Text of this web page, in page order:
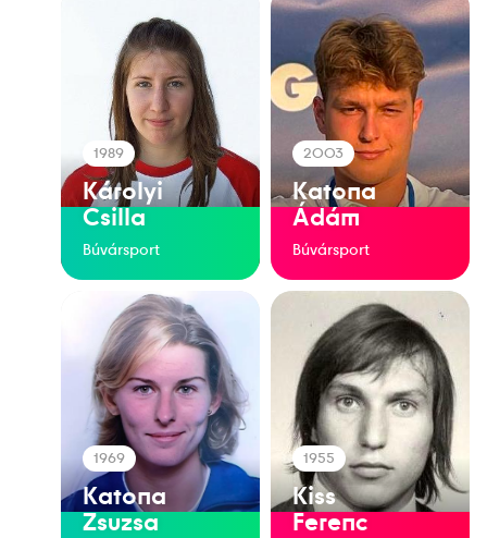
1989
Károlyi
Csilla
Búvársport
2003
Katona
Ádám
Búvársport
1969
Katona
Zsuzsa
1955
Kiss
Ferenc